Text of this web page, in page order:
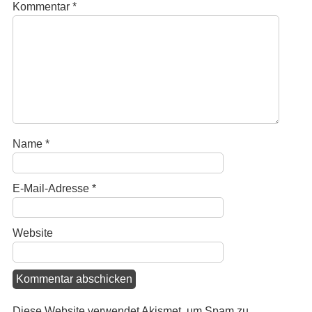
Kommentar *
Name *
E-Mail-Adresse *
Website